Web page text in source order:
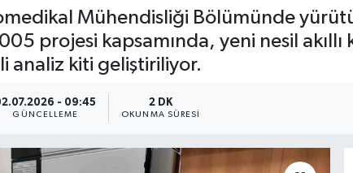
Mühendisliği Bölümünde
projesi kapsamında, yeni nesil akıllı
analiz kiti geliştiriliyor.
- 09:45
GÜNCELLEME
2 DK
OKUNMA SÜRESI